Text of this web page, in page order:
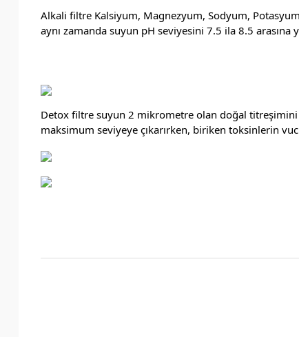
Alkali filtre Kalsiyum, Magnezyum, Sodyum,
aynı zamanda suyun pH seviyesini 7.5 ila 8.5
Detox filtre suyun 2 mikrometre olan doğal titreşimini
maksimum seviyeye çıkarırken, biriken toksinlerin